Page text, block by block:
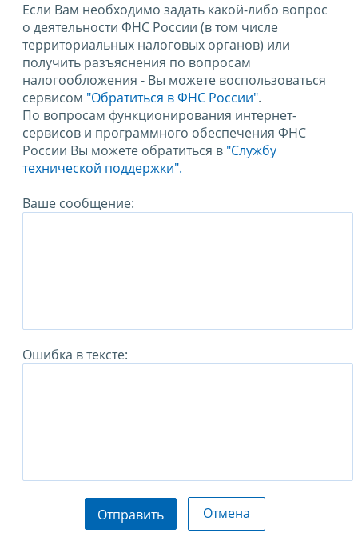
Если Вам необходимо задать какой-либо вопрос
о деятельности ФНС России (в том числе
территориальных налоговых органов) или
получить разъяснения по вопросам
налогообложения - Вы можете воспользоваться
сервисом "Обратиться в ФНС России".
По вопросам функционирования интернет-
сервисов и программного обеспечения ФНС
России Вы можете обратиться в "Службу
технической поддержки".
Ваше сообщение:
Ошибка в тексте:
Отправить Отмена